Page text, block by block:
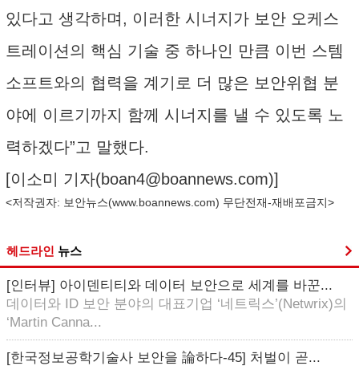
있다고 생각하며, 이러한 시너지가 보안 오케스
트레이션의 핵심 기술 중 하나인 만큼 이번 스템
소프트와의 협력을 계기로 더 많은 보안위협 분
야에 이르기까지 함께 시너지를 낼 수 있도록 노
력하겠다”고 말했다.
[이소미 기자(boan4@boannews.com)]
<저작권자: 보안뉴스(www.boannews.com) 무단전재-재배포금지>
헤드라인 뉴스
[인터뷰] 아이덴티티와 데이터 보안으로 세계를 바꾼...
데이터와 ID 보안 분야의 대표기업 ‘네트릭스’(Netwrix)의
‘Martin Canna...
[한국정보공학기술사 보안을 論하다-45] 처벌이 곧...